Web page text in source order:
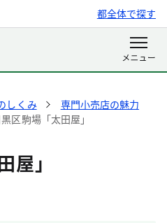
都全体で探す
しくみ
専門小売店の魅力
区駒場「太田屋」
屋」